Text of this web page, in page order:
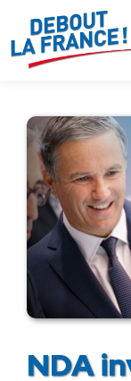
NDA
Panneau de gestion